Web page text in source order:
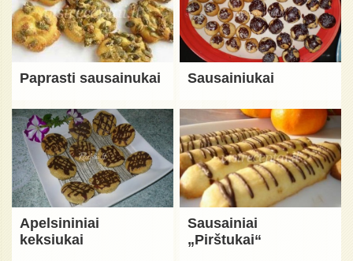
Paprasti sausainukai Sausainiukai
Apelsininiai
keksiukai
Sausainiai
„Pirštukai“